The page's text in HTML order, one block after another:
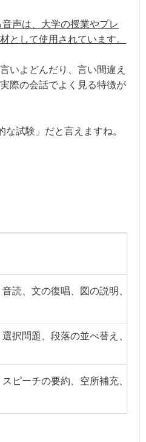
声は、大学の授業やプレ
として使用されています。
いよどんだり、言い間違え
際の会話でよく見る特徴が
試験」だと言えますね。
音読、文の復唱、図の説明、講
選択問題、段落の並べ替え、空
スピーチの要約、空所補充、選